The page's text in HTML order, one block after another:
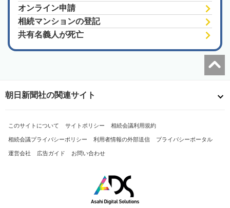
オンライン申請
相続マンションの登記
共有名義人が死亡
朝日新聞社の関連サイト
このサイトについて サイトポリシー 相続会議利用規約
相続会議プライバシーポリシー 利用者情報の外部送信 プライバシーポータル
運営会社 広告ガイド お問い合わせ